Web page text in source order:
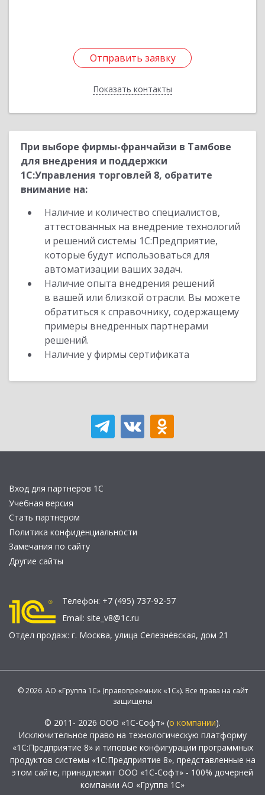
Отправить заявку
Показать контакты
Отправить заявку
Назад
При выборе фирмы-франчайзи в Тамбове
для внедрения и поддержки
1С:Управления торговлей 8, обратите
внимание на:
Наличие и количество специалистов,
аттестованных на внедрение технологий
и решений системы 1С:Предприятие,
которые будут использоваться для
автоматизации ваших задач.
Наличие опыта внедрения решений
в вашей или близкой отрасли. Вы можете
обратиться к справочнику, содержащему
примеры внедренных партнерами
решений.
Наличие у фирмы сертификата
Вход для партнеров 1С
Учебная версия
Стать партнером
Политика конфиденциальности
Замечания по сайту
Другие сайты
Телефон: +7 (495) 737-92-57
Email: site_v8@1c.ru
Отдел продаж: г. Москва, улица Селезнёвская, дом 21
© 2026 АО «Группа 1С» (правопреемник «1С»). Все права на сайт
защищены
© 2011- 2026 ООО «1С-Софт» (о компании).
Исключительное право на технологическую платформу
«1С:Предприятие 8» и типовые конфигурации программных
продуктов системы «1С:Предприятие 8», представленные на
этом сайте, принадлежит ООО «1С-Софт» - 100% дочерней
компании АО «Группа 1С»